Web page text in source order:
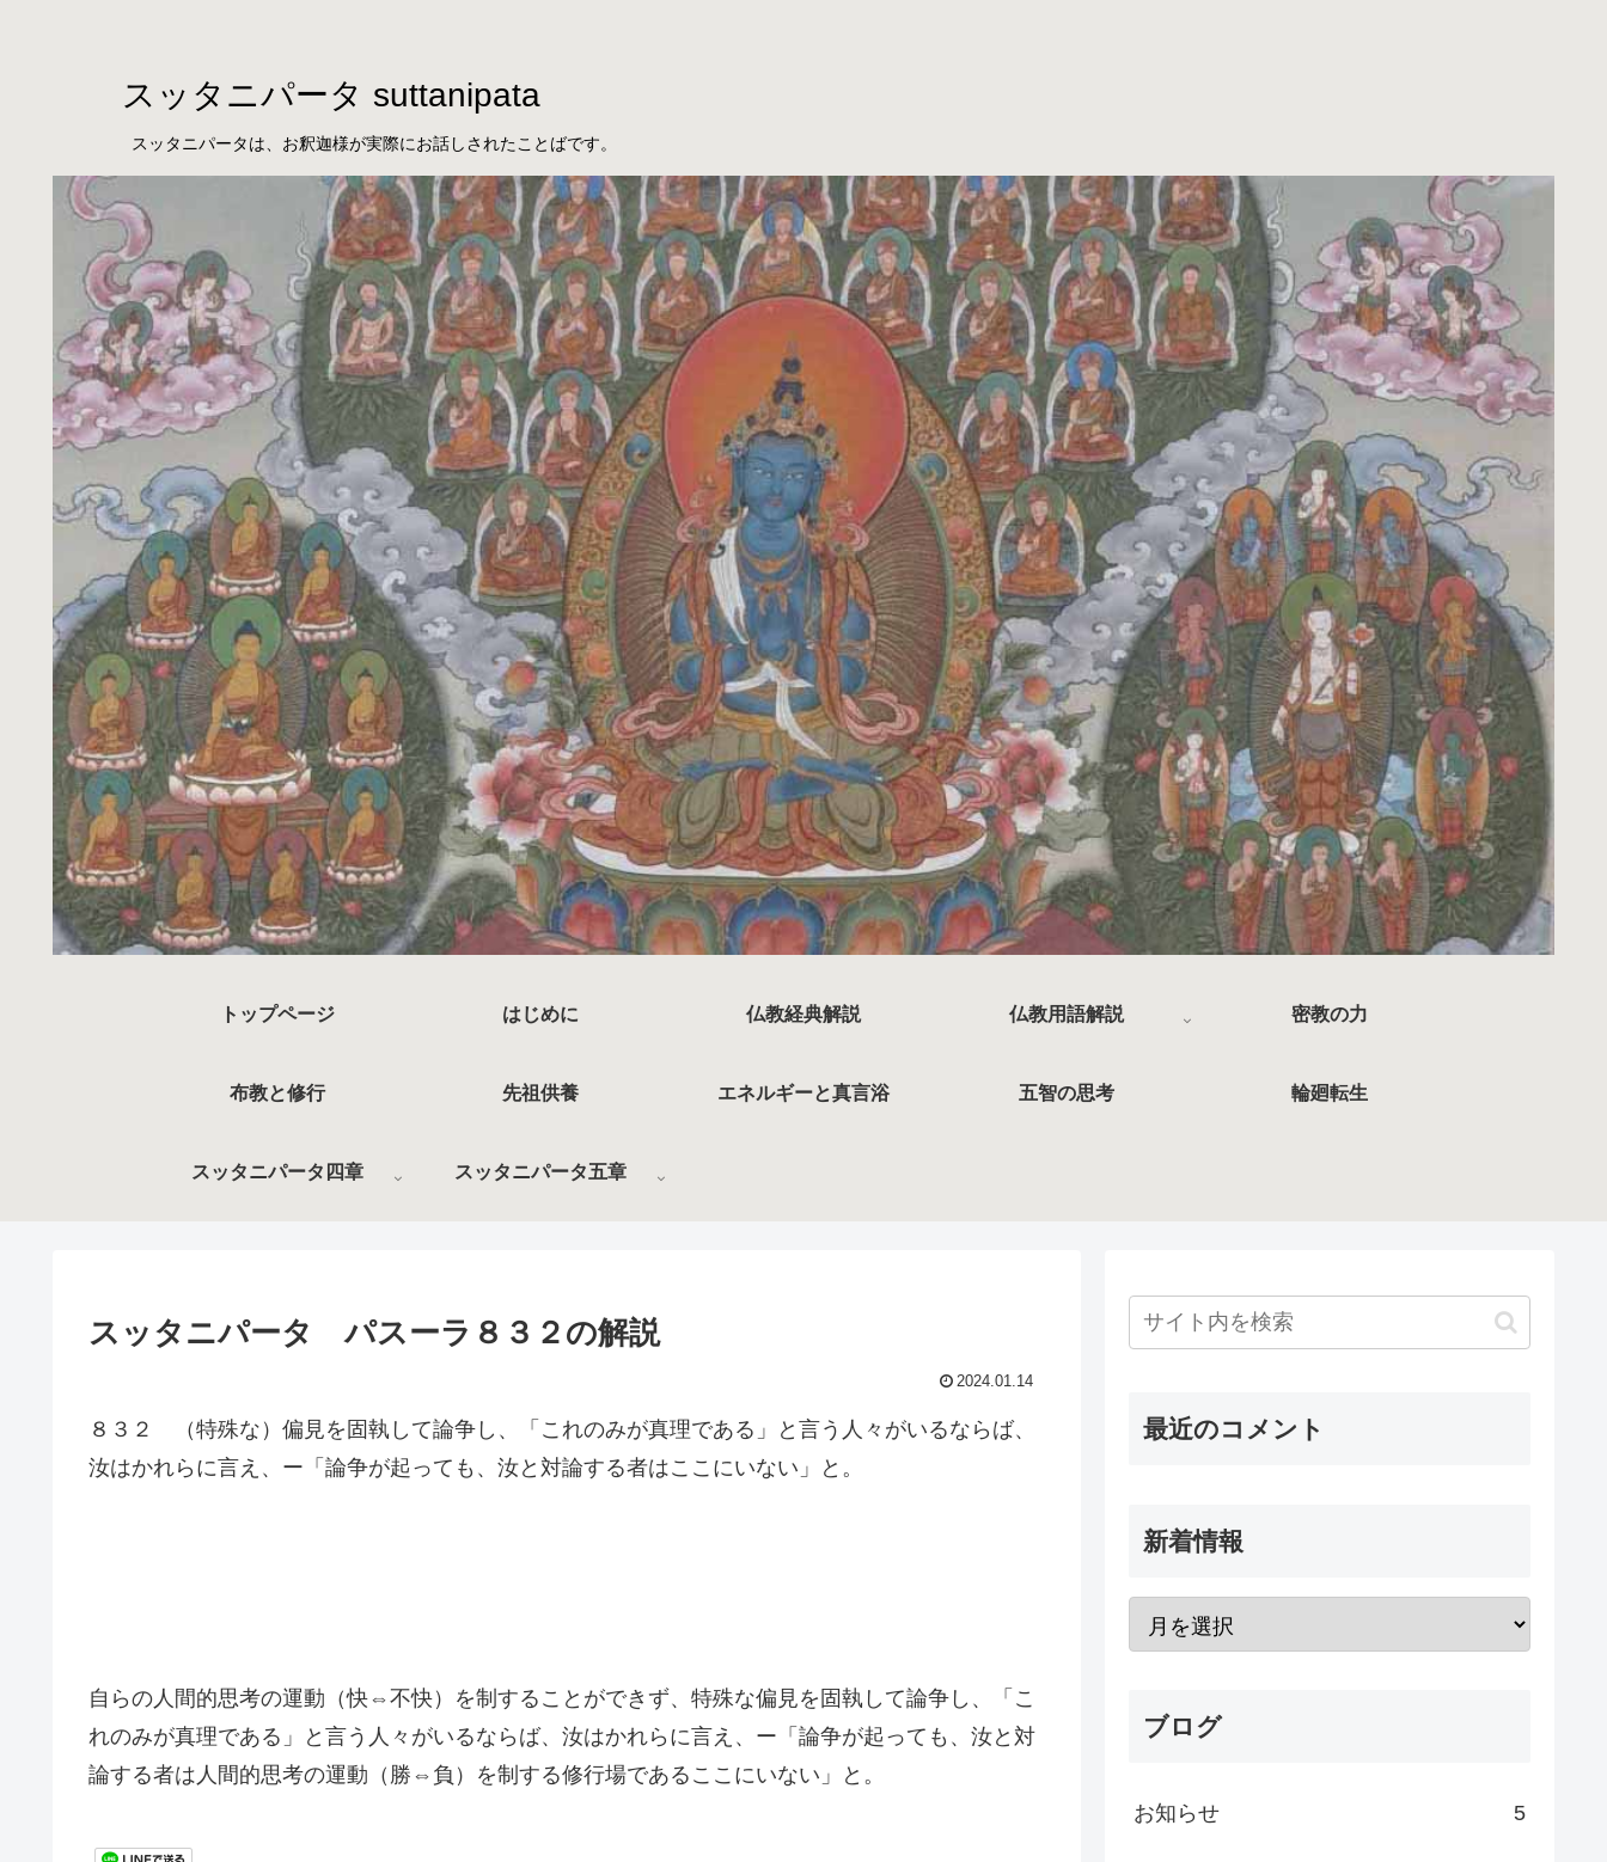
スッタニパータは、お釈迦様が実際にお話しされたことばです。
スッタニパータ suttanipata
トップページ はじめに 仏教経典解説 仏教用語解説 密教の力
布教と修行 先祖供養 エネルギーと真言浴 五智の思考 輪廻転生
スッタニパータ四章 スッタニパータ五章
スッタニパータ パスーラ８３２の解説
2024.01.14
８３２ （特殊な）偏見を固執して論争し、「これのみが真理である」と言う人々がいるならば、
汝はかれらに言え、ー「論争が起っても、汝と対論する者はここにいない」と。
自らの人間的思考の運動（快⇔不快）を制することができず、特殊な偏見を固執して論争し、「こ
れのみが真理である」と言う人々がいるならば、汝はかれらに言え、ー「論争が起っても、汝と対
論する者は人間的思考の運動（勝⇔負）を制する修行場であるここにいない」と。
最近のコメント
新着情報
ブログ
お知らせ 5